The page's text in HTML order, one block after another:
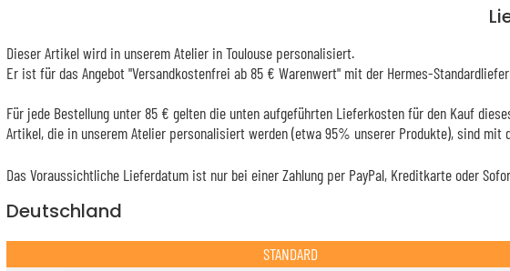
Dieser Artikel wird in unserem Atelier in Toulouse personalisiert.
Er ist für das Angebot "Versandkostenfrei ab 85 € Warenwert" mit der Hermes-
Für jede Bestellung unter 85 € gelten die unten aufgeführten Lieferkosten für den Kauf
Artikel, die in unserem Atelier personalisiert werden (etwa 95% unserer Produkte), sind mit
Das Voraussichtliche Lieferdatum ist nur bei einer Zahlung per PayPal, Kreditkarte oder
Deutschland
STANDARD